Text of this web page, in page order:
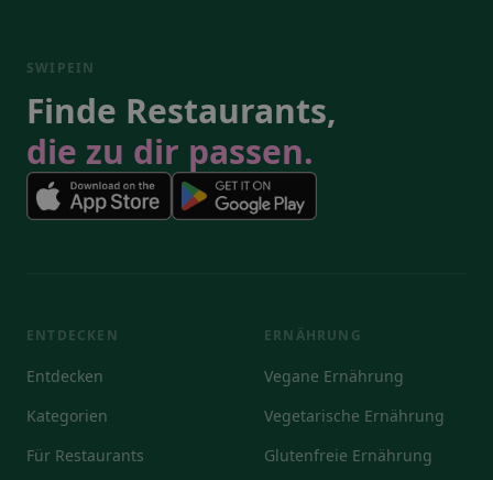
SWIPEIN
Finde Restaurants,
die zu dir passen.
ENTDECKEN
Entdecken
Kategorien
Für Restaurants
ERNÄHRUNG
Vegane Ernährung
Vegetarische Ernährung
Glutenfreie Ernährung